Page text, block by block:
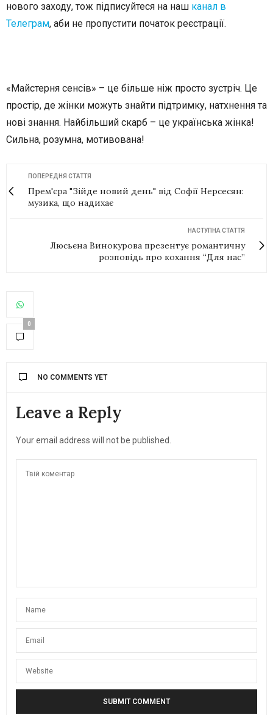
нового заходу, тож підписуйтеся на наш канал в
Телеграм, аби не пропустити початок реєстрації.
«Майстерня сенсів» – це більше ніж просто зустріч. Це
простір, де жінки можуть знайти підтримку, натхнення та
нові знання. Найбільший скарб – це українська жінка!
Сильна, розумна, мотивована!
ПОПЕРЕДНЯ СТАТТЯ
Прем'єра "Зійде новий день" від Софії Нерсесян:
музика, що надихає
НАСТУПНА СТАТТЯ
Люсьєна Винокурова презентує романтичну
розповідь про кохання “Для нас”
0
NO COMMENTS YET
Leave a Reply
Your email address will not be published.